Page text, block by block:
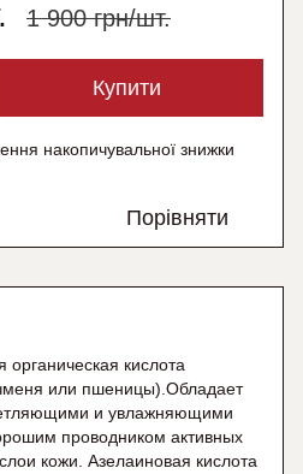
1 900 грн/шт.
Купити
накопичувальної знижки
Порівняти
кислота
или пшеницы).Обладает
и увлажняющими
проводником активных
кожи. Азелаиновая кислота